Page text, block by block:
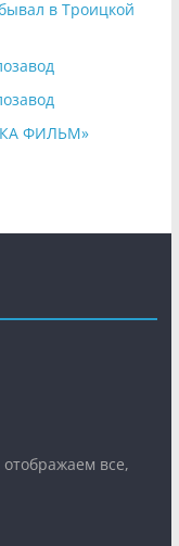
в Троицкой
ФИЛЬМ»
все,